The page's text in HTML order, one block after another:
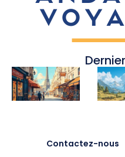
Contactez-nous